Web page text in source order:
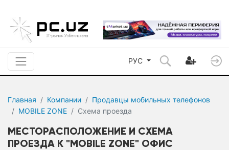
РУС
Главная Компании
Продавцы мобильных телефонов
MOBILE ZONE
Схема проезда
МЕСТОРАСПОЛОЖЕНИЕ И СХЕМА
ПРОЕЗДА К "MOBILE ZONE" ОФИС